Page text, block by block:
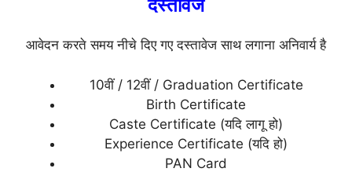
दस्तावेज
आवेदन करते समय नीचे दिए गए दस्तावेज साथ लगाना अनिवार्य है
10वीं / 12वीं / Graduation Certificate
Birth Certificate
Caste Certificate (यदि लागू हो)
Experience Certificate (यदि हो)
PAN Card